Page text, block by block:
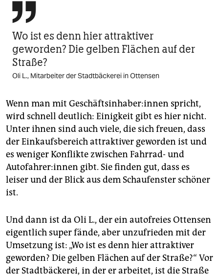

Wo ist es denn hier attraktiver
geworden? Die gelben Flächen auf der
Straße?
Oli L., Mitarbeiter der Stadtbäckerei in Ottensen
Wenn man mit Geschäftsinhaber:innen spricht,
wird schnell deutlich: Einigkeit gibt es hier nicht.
Unter ihnen sind auch viele, die sich freuen, dass
der Einkaufsbereich attraktiver geworden ist und
es weniger Konflikte zwischen Fahrrad- und
Autofahrer:innen gibt. Sie finden gut, dass es
leiser und der Blick aus dem Schaufenster schöner
ist.
Und dann ist da Oli L., der ein autofreies Ottensen
eigentlich super fände, aber unzufrieden mit der
Umsetzung ist: „Wo ist es denn hier attraktiver
geworden? Die gelben Flächen auf der Straße?“ Vor
der Stadtbäckerei, in der er arbeitet, ist die Straße